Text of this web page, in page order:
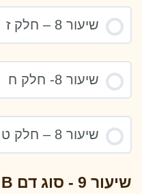
שיעור 8 – חלק ז
שיעור 8- חלק ח
שיעור 8 – חלק ט
שיעור 9 - סוג דם B